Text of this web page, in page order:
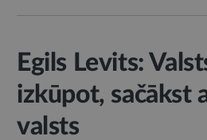
Egils Levits:
izkūpot, sačākst
valsts